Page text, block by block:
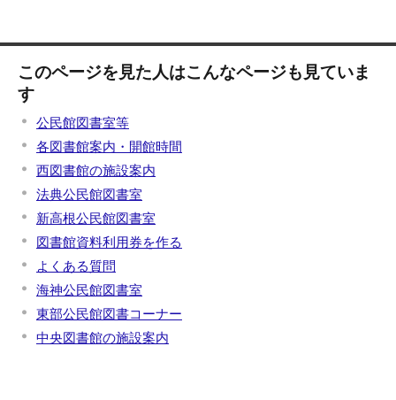
このページを見た人はこんなページも見ていま
す
公民館図書室等
各図書館案内・開館時間
西図書館の施設案内
法典公民館図書室
新高根公民館図書室
図書館資料利用券を作る
よくある質問
海神公民館図書室
東部公民館図書コーナー
中央図書館の施設案内